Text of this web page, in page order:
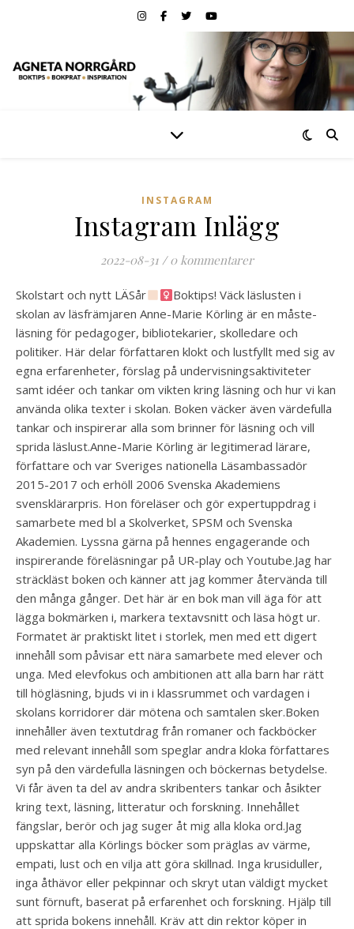
INSTAGRAM
Instagram Inlägg
2022-08-31 / 0 kommentarer
Skolstart och nytt LÄSår
Boktips! Väck läslusten i
skolan av läsfrämjaren Anne-Marie Körling är en måste-
läsning för pedagoger, bibliotekarier, skolledare och
politiker. Här delar författaren klokt och lustfyllt med sig av
egna erfarenheter, förslag på undervisningsaktiviteter
samt idéer och tankar om vikten kring läsning och hur vi kan
använda olika texter i skolan. Boken väcker även värdefulla
tankar och inspirerar alla som brinner för läsning och vill
sprida läslust.Anne-Marie Körling är legitimerad lärare,
författare och var Sveriges nationella Läsambassadör
2015-2017 och erhöll 2006 Svenska Akademiens
svensklärarpris. Hon föreläser och gör expertuppdrag i
samarbete med bl a Skolverket, SPSM och Svenska
Akademien. Lyssna gärna på hennes engagerande och
inspirerande föreläsningar på UR-play och Youtube.Jag har
sträckläst boken och känner att jag kommer återvända till
den många gånger. Det här är en bok man vill äga för att
lägga bokmärken i, markera textavsnitt och läsa högt ur.
Formatet är praktiskt litet i storlek, men med ett digert
innehåll som påvisar ett nära samarbete med elever och
unga. Med elevfokus och ambitionen att alla barn har rätt
till högläsning, bjuds vi in i klassrummet och vardagen i
skolans korridorer där mötena och samtalen sker.Boken
innehåller även textutdrag från romaner och fackböcker
med relevant innehåll som speglar andra kloka författares
syn på den värdefulla läsningen och böckernas betydelse.
Vi får även ta del av andra skribenters tankar och åsikter
kring text, läsning, litteratur och forskning. Innehållet
fängslar, berör och jag suger åt mig alla kloka ord.Jag
uppskattar alla Körlings böcker som präglas av värme,
empati, lust och en vilja att göra skillnad. Inga krusiduller,
inga åthävor eller pekpinnar och skryt utan väldigt mycket
sunt förnuft, baserat på erfarenhet och forskning. Hjälp till
att sprida bokens innehåll. Kräv att din rektor köper in